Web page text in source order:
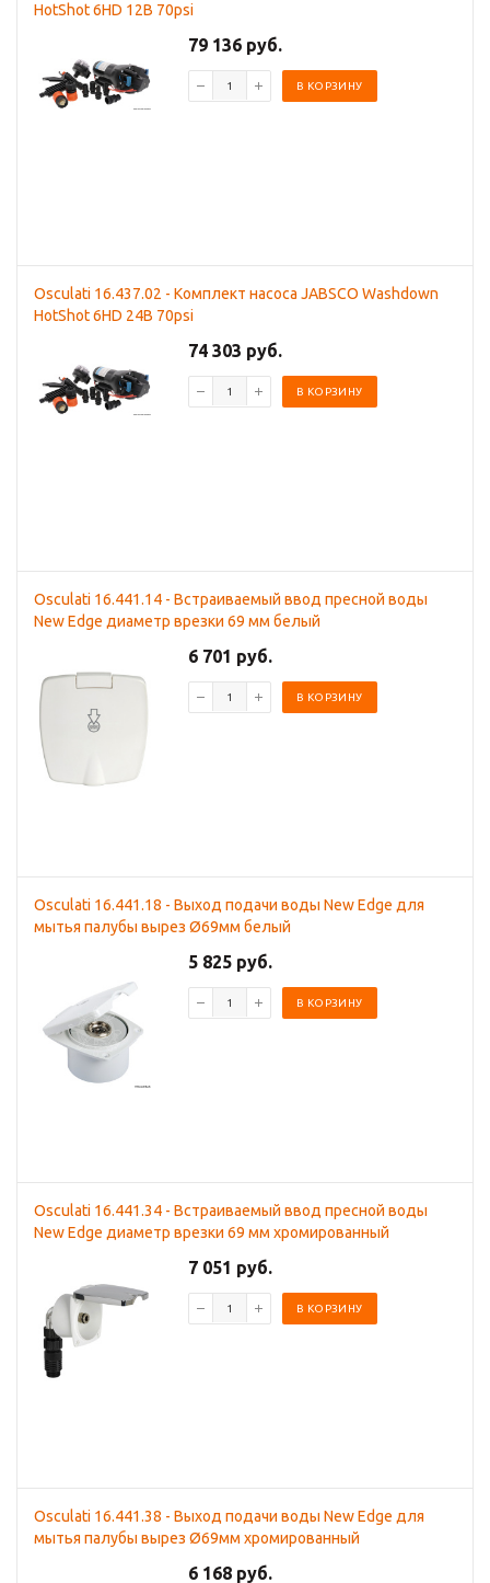
HotShot 6HD 12В 70psi
79 136 руб.
В КОРЗИНУ
Osculati 16.437.02 - Комплект насоса JABSCO Washdown
HotShot 6HD 24В 70psi
74 303 руб.
В КОРЗИНУ
Osculati 16.441.14 - Встраиваемый ввод пресной воды
New Edge диаметр врезки 69 мм белый
6 701 руб.
В КОРЗИНУ
Osculati 16.441.18 - Выход подачи воды New Edge для
мытья палубы вырез Ø69мм белый
5 825 руб.
В КОРЗИНУ
Osculati 16.441.34 - Встраиваемый ввод пресной воды
New Edge диаметр врезки 69 мм хромированный
7 051 руб.
В КОРЗИНУ
Osculati 16.441.38 - Выход подачи воды New Edge для
мытья палубы вырез Ø69мм хромированный
6 168 руб.